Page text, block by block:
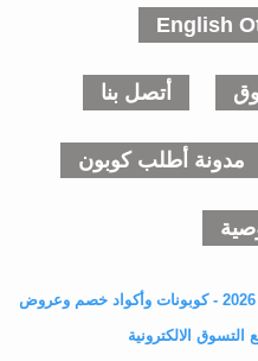
English
أتصل بنا
مدونة أطلب كوبون
أطلب كوبون 2026 - كوبونات وأكواد خصم وعروض
الالكترونية